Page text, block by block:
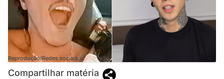
Reprodução/Redes sociais
Compartilhar matéria